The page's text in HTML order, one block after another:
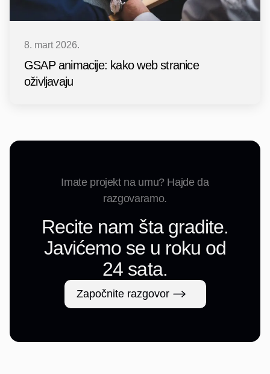
8. mart 2026.
GSAP animacije: kako web stranice
oživljavaju
Imate projekt na umu? Hajde da
razgovaramo.
Recite nam šta gradite.
Javićemo se u roku od
24 sata.
Započnite razgovor